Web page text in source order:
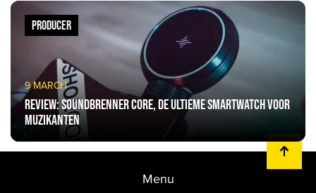
9 MARCH
Review: Soundbrenner Core, de ultieme smartwatch voor
muzikanten
PRODUCER
Menu